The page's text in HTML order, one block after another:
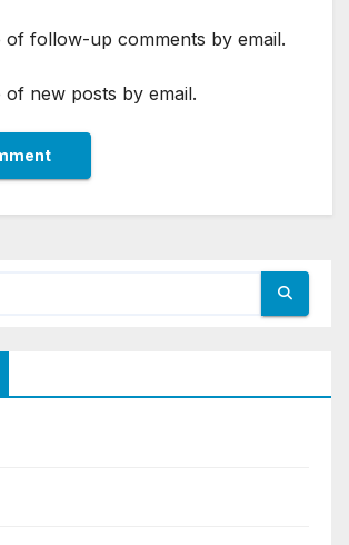
of follow-up comments by email.
of new posts by email.